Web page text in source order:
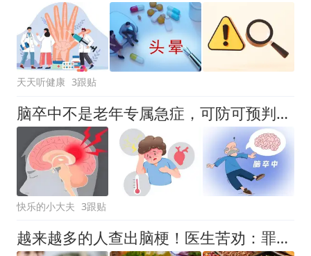
天天听健康 3跟贴
脑卒中不是老年专属急症，可防可预判的脑血管意外，做好4点预防
快乐的小大夫 3跟贴
越来越多的人查出脑梗！医生苦劝：罪魁祸首已揪出，3物少吃